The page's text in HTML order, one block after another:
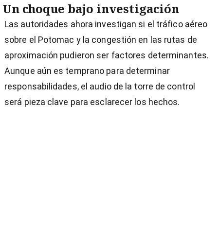
Un choque bajo investigación
Las autoridades ahora investigan si el tráfico aéreo
sobre el Potomac y la congestión en las rutas de
aproximación pudieron ser factores determinantes.
Aunque aún es temprano para determinar
responsabilidades, el audio de la torre de control
será pieza clave para esclarecer los hechos.